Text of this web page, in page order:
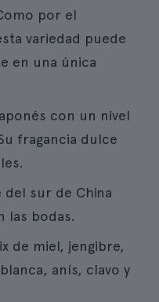
por el
variedad puede
en una única
con un nivel
fragancia dulce
del sur de China
las bodas.
de miel, jengibre,
anís, clavo y